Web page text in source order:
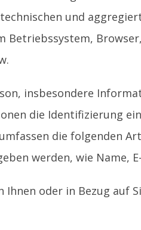
und
insbesondere
die Identifizierung
die folgenden
werden, wie Name,
oder in Bezug auf